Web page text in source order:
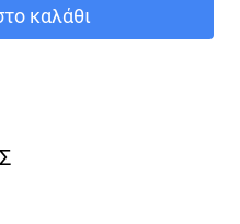
καλάθι